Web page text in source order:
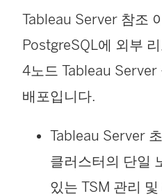
Tableau Server 참조
PostgreSQL에 외부
4노드 Tableau Server
배포입니다.
Tableau Server
클러스터의 단일
있는 TSM 관리